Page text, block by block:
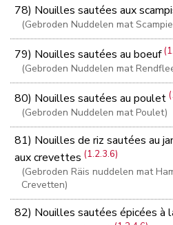
78) Nouilles sautées aux
(Gebroden Nuddelen mat
79) Nouilles sautées au boeuf
(Gebroden Nuddelen mat
80) Nouilles sautées au poulet
(Gebroden Nuddelen mat Poulet)
81) Nouilles de riz sautées au
aux crevettes(1.2.3.6)
(Gebroden Räis nuddelen mat
Crevetten)
82) Nouilles sautées épicées à